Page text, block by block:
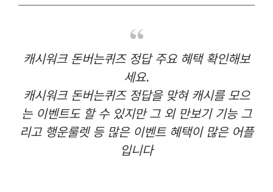
캐시워크 돈버는퀴즈 정답 주요 혜택 확인해보
세요.
캐시워크 돈버는퀴즈 정답을 맞혀 캐시를 모으
는 이벤트도 할 수 있지만 그 외 만보기 기능 그
리고 행운룰렛 등 많은 이벤트 혜택이 많은 어플
입니다